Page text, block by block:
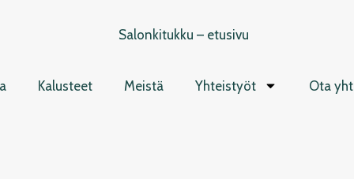
Kalusteet Meistä Yhteistyöt Ota